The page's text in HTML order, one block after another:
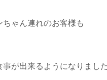
ちゃん連れのお客様も
事が出来るようになりました